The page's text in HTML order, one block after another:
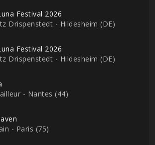
Festival 2026
Drispenstedt - Hildesheim (DE)
Festival 2026
Drispenstedt - Hildesheim (DE)
- Nantes (44)
- Paris (75)